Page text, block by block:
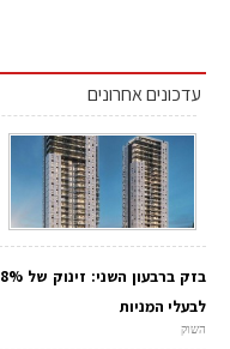
עדכונים אחרונים
לבעלי המניות
השוק